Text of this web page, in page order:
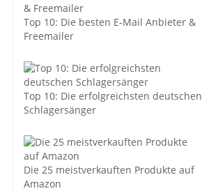
Top 10: Die besten E-Mail Anbieter &
Freemailer
Top 10: Die erfolgreichsten deutschen
Schlagersänger
Die 25 meistverkauften Produkte auf
Amazon